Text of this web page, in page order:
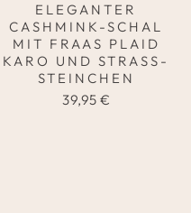
ELEGANTER
CASHMINK-SCHAL
MIT FRAAS PLAID
KARO UND STRASS-
STEINCHEN
39,95 €